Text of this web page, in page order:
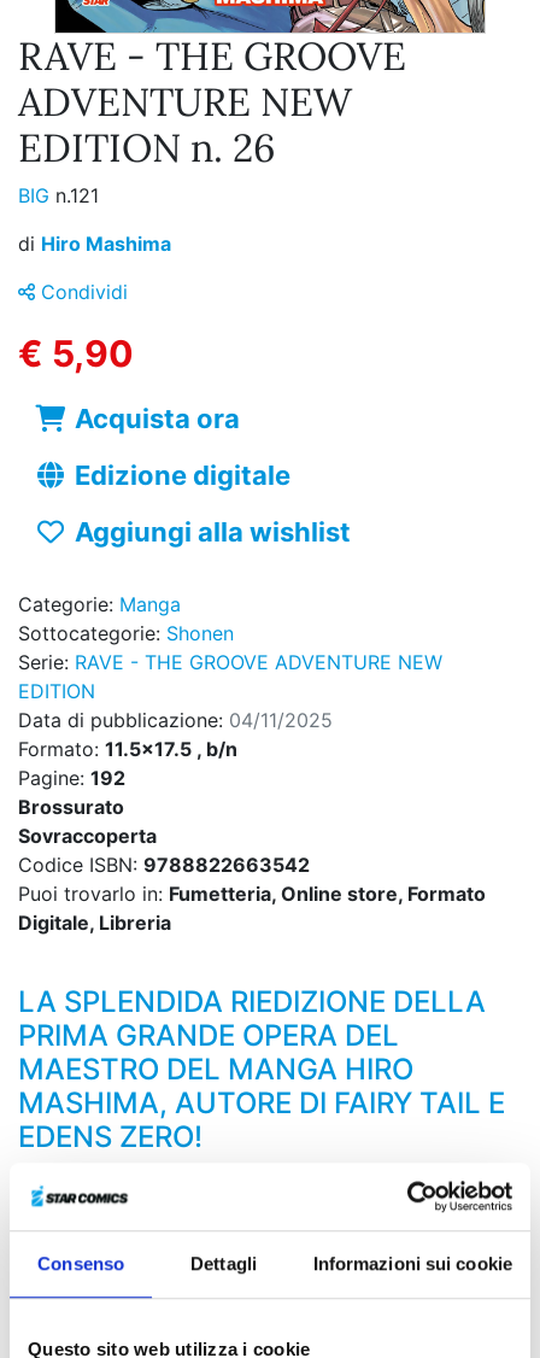
Consenso Dettagli Informazioni sui cookie
Questo sito web utilizza i cookie
RAVE - THE GROOVE
ADVENTURE NEW
EDITION n. 26
BIG n.121
di Hiro Mashima
Condividi
€ 5,90
Acquista ora
Edizione digitale
Aggiungi alla wishlist
Categorie: Manga
Sottocategorie: Shonen
Serie: RAVE - THE GROOVE ADVENTURE NEW
EDITION
Data di pubblicazione: 04/11/2025
Formato: 11.5x17.5 , b/n
Pagine: 192
Brossurato
Sovraccoperta
Codice ISBN: 9788822663542
Puoi trovarlo in: Fumetteria, Online store, Formato
Digitale, Libreria
LA SPLENDIDA RIEDIZIONE DELLA
PRIMA GRANDE OPERA DEL
MAESTRO DEL MANGA HIRO
MASHIMA, AUTORE DI FAIRY TAIL E
EDENS ZERO!
L’Albatros, fortezza volante dei Blue Guardians,
irrompe nel Mondo Maligno per sconfiggere l’Endless
usando l’Overdrive, ma a quale scopo?! Un’azione del
genere significherebbe il sacrificio degli oltre cinque
miliardi di individui che vivono lì... Per quale motivo